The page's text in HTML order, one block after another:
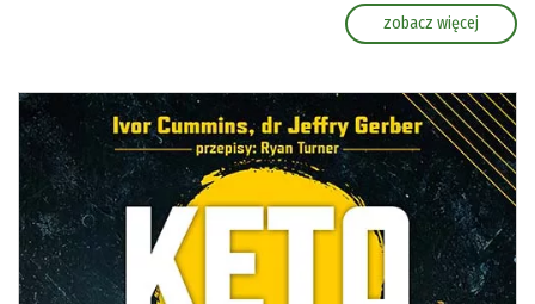
zobacz więcej